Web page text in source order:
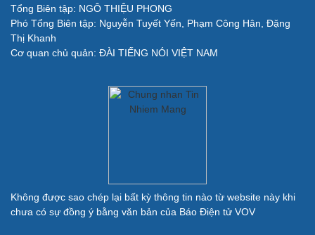
Đời sống
Nhà đẹp
Blog
Tình yêu - Gia đình
Văn hóa
Sân khấu - Điện ảnh
Âm nhạc
Quân sự - Quốc phòng
Tổng Biên tập: NGÔ THIỆU PHONG
Phó Tổng Biên tập: Nguyễn Tuyết Yến, Phạm Công Hân, Đặng
Thị Khanh
Cơ quan chủ quản: ĐÀI TIẾNG NÓI VIỆT NAM
Không được sao chép lại bất kỳ thông tin nào từ website này khi
chưa có sự đồng ý bằng văn bản của Báo Điện tử VOV